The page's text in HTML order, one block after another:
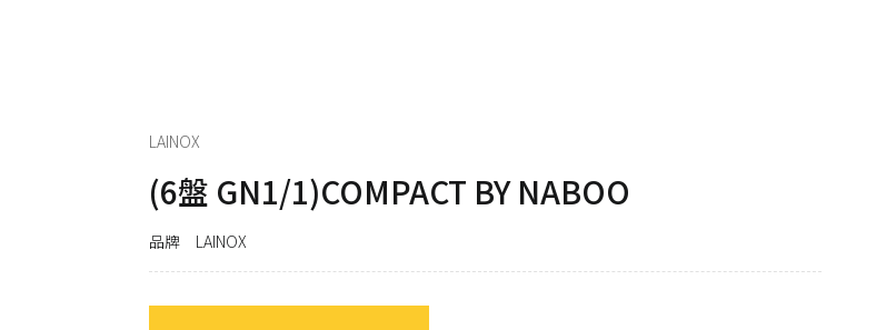
LAINOX
(6盤 GN1/1)COMPACT BY NABOO
品牌 LAINOX